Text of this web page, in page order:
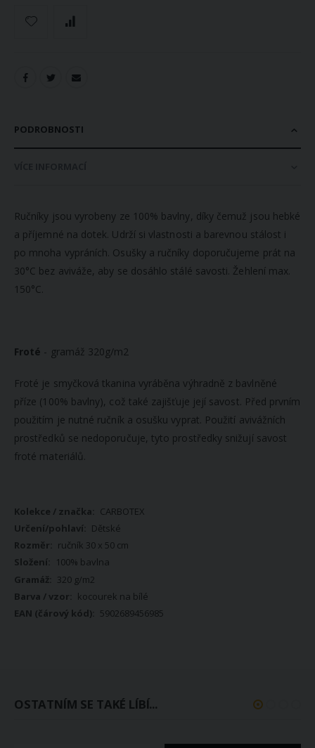
PODROBNOSTI
Ručníky jsou vyrobeny ze 100% bavlny, díky čemuž jsou hebké
a příjemné na dotek. Udrží si vlastnosti a barevnou stálost i
po mnoha vypráních. Osušky a ručníky doporučujeme prát na
30°C bez aviváže, aby se dosáhlo stálé savosti. Žehlení max.
150°C.
Froté - gramáž 320g/m2
Froté je smyčková tkanina vyráběna výhradně z bavlněné
příze (100% bavlny), což také zajišťuje její savost. Před prvním
použitím je nutné ručník a osušku vyprat. Použití avivážních
prostředků se nedoporučuje, tyto prostředky snižují savost
froté materiálů.
Více
informací
CARBOTEX
Dětské
ručník 30 x 50 cm
100% bavlna
320 g/m2
kocourek na bílé
5902689456985
OSTATNÍM SE TAKÉ LÍBÍ...